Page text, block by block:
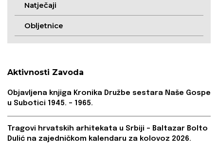
Natječaji
Obljetnice
Aktivnosti Zavoda
Objavljena knjiga Kronika Družbe sestara Naše Gospe
u Subotici 1945. – 1965.
Tragovi hrvatskih arhitekata u Srbiji – Baltazar Bolto
Dulić na zajedničkom kalendaru za kolovoz 2026.